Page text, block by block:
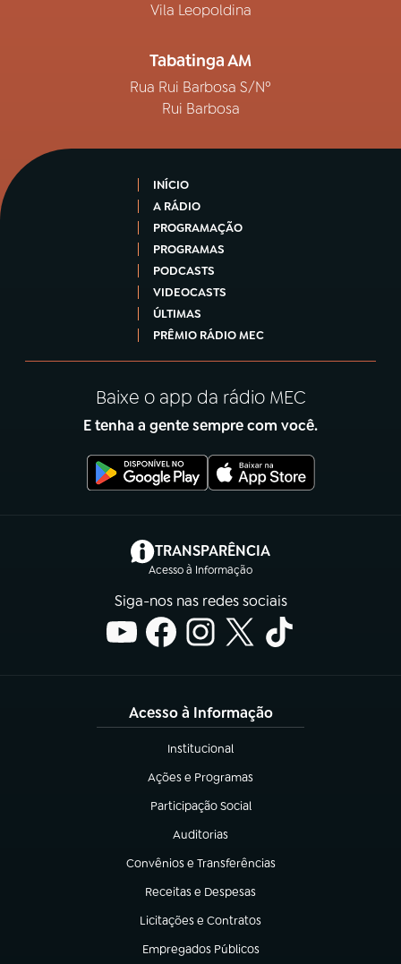
Vila Leopoldina
Tabatinga AM
Rua Rui Barbosa S/Nº
Rui Barbosa
INÍCIO
A RÁDIO
PROGRAMAÇÃO
PROGRAMAS
PODCASTS
VIDEOCASTS
ÚLTIMAS
PRÊMIO RÁDIO MEC
Baixe o app da rádio MEC
E tenha a gente sempre com você.
TRANSPARÊNCIA
Acesso à Informação
(abre em nova aba)
Siga-nos nas redes sociais
Acesso à Informação
Institucional
(abre em nova aba)
Ações e Programas
(abre em nova aba)
Participação Social
(abre em nova aba)
Auditorias
(abre em nova aba)
Convênios e Transferências
(abre em nova aba)
Receitas e Despesas
(abre em nova aba)
Licitações e Contratos
(abre em nova aba)
Empregados Públicos
(abre em nova aba)